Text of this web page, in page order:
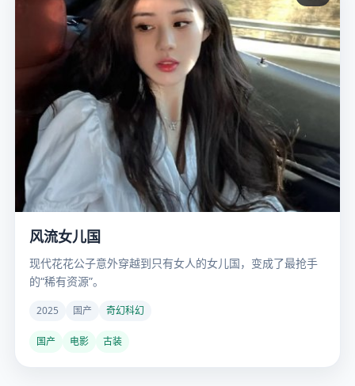
风流女儿国
现代花花公子意外穿越到只有女人的女儿国，变成了最抢手
的“稀有资源”。
2025 国产 奇幻科幻
国产 电影 古装